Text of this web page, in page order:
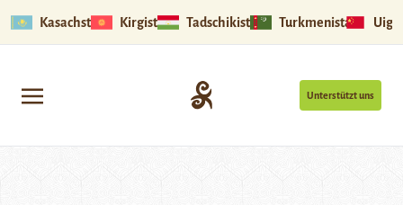
Kasachstan Kirgistan Tadschikistan Turkmenistan
Unterstützt uns